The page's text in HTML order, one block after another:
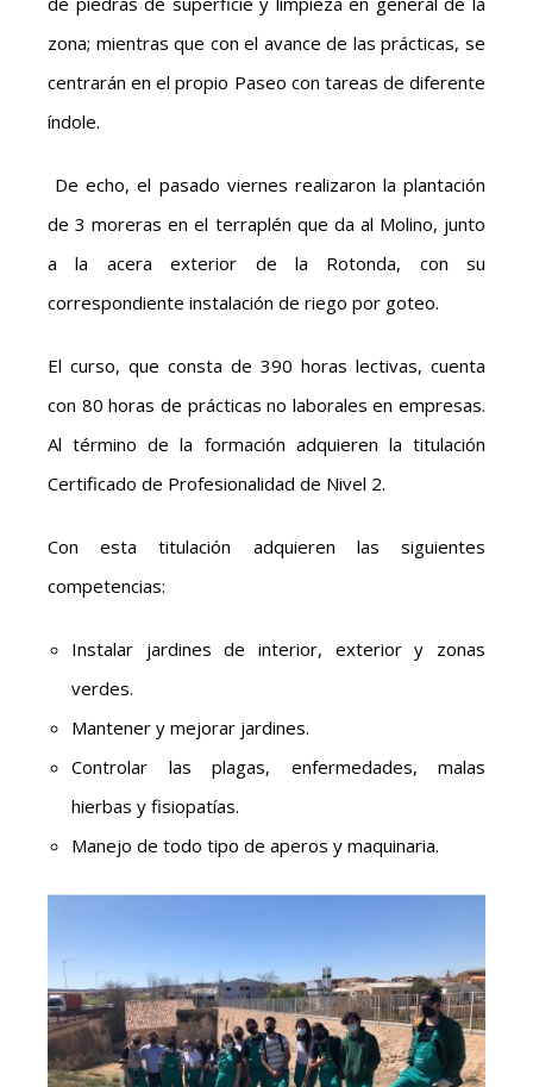
zona; mientras que con el avance de las prácticas, se
centrarán en el propio Paseo con tareas de diferente
índole.
De echo, el pasado viernes realizaron la plantación
de 3 moreras en el terraplén que da al Molino, junto
a la acera exterior de la Rotonda, con su
correspondiente instalación de riego por goteo.
El curso, que consta de 390 horas lectivas, cuenta
con 80 horas de prácticas no laborales en empresas.
Al término de la formación adquieren la titulación
Certificado de Profesionalidad de Nivel 2.
Con esta titulación adquieren las siguientes
competencias:
Instalar jardines de interior, exterior y zonas
verdes.
Mantener y mejorar jardines.
Controlar las plagas, enfermedades, malas
hierbas y fisiopatías.
Manejo de todo tipo de aperos y maquinaria.